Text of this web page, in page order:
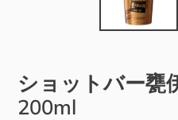
ショットバー甕
200ml